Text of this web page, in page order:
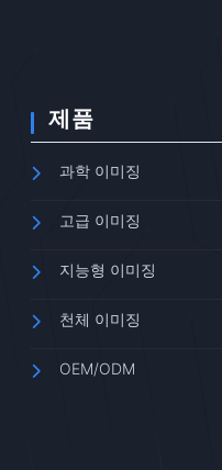
제품
과학 이미징
고급 이미징
지능형 이미징
천체 이미징
OEM/ODM